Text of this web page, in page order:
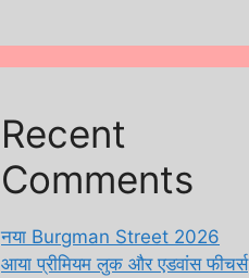
Recent
Comments
नया Burgman Street 2026
आया प्रीमियम लुक और एडवांस फीचर्स